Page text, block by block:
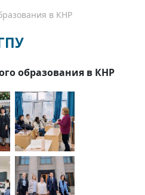
в КНР
образования в КНР